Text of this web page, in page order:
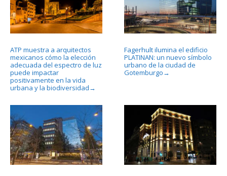
ATP muestra a arquitectos
mexicanos cómo la elección
adecuada del espectro de luz
puede impactar
positivamente en la vida
urbana y la biodiversidad →
Fagerhult ilumina el edificio
PLATINAN: un nuevo símbolo
urbano de la ciudad de
Gotemburgo →